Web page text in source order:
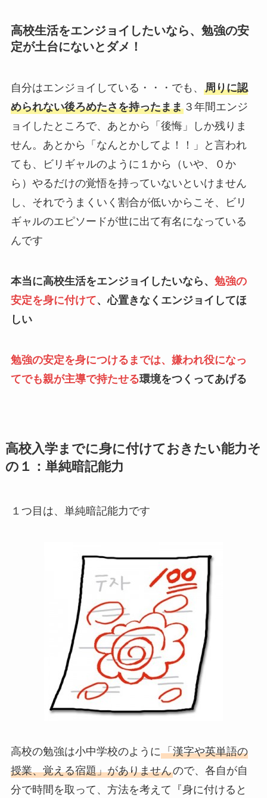
高校生活をエンジョイしたいなら、勉強の安
定が土台にないとダメ！
自分はエンジョイしている・・・でも、 周りに認
められない後ろめたさを持ったまま３年間エンジ
ョイしたところで、あとから「後悔」しか残りま
せん。あとから「なんとかしてよ！！」と言われ
ても、ビリギャルのように１から（いや、０か
ら）やるだけの覚悟を持っていないといけません
し、それでうまくいく割合が低いからこそ、ビリ
ギャルのエピソードが世に出て有名になっている
んです
本当に高校生活をエンジョイしたいなら、 勉強の
安定を身に付けて、心置きなくエンジョイしてほ
しい
勉強の安定を身につけるまでは、嫌われ役になっ
てでも親が主導で持たせる環境をつくってあげる
高校入学までに身に付けておきたい能力そ
の１：単純暗記能力
１つ目は、単純暗記能力です
高校の勉強は小中学校のように「漢字や英単語の
授業、覚える宿題」がありませんので、各自が自
分で時間を取って、方法を考えて『身に付けると